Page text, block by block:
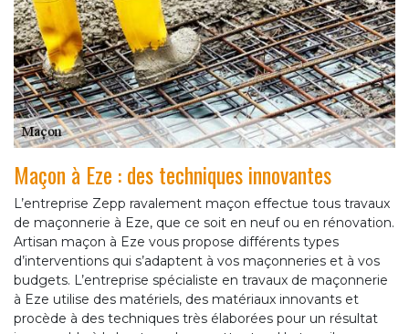
Maçon à Eze : des techniques innovantes
L’entreprise Zepp ravalement maçon effectue tous travaux
de maçonnerie à Eze, que ce soit en neuf ou en rénovation.
Artisan maçon à Eze vous propose différents types
d’interventions qui s’adaptent à vos maçonneries et à vos
budgets. L’entreprise spécialiste en travaux de maçonnerie
à Eze utilise des matériels, des matériaux innovants et
procède à des techniques très élaborées pour un résultat